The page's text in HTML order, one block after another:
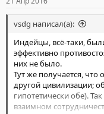
Ответ: сопротивление
самопожертвования,
сожрут и/или
рассказать).
Итак, марсианский
Вариант 1 - забыть о
сне (до следующего
мирную жизнь.
vsdg написал(а):
Индейцы, всё-таки,
эффективно
них не было.
Тут же получается, что
другой цивилизации;
гипотетически обе).
взаимном